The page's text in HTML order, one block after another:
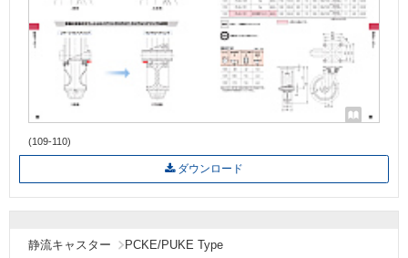
(109-110)
ダウンロード
静流キャスター
PCKE/PUKE Type